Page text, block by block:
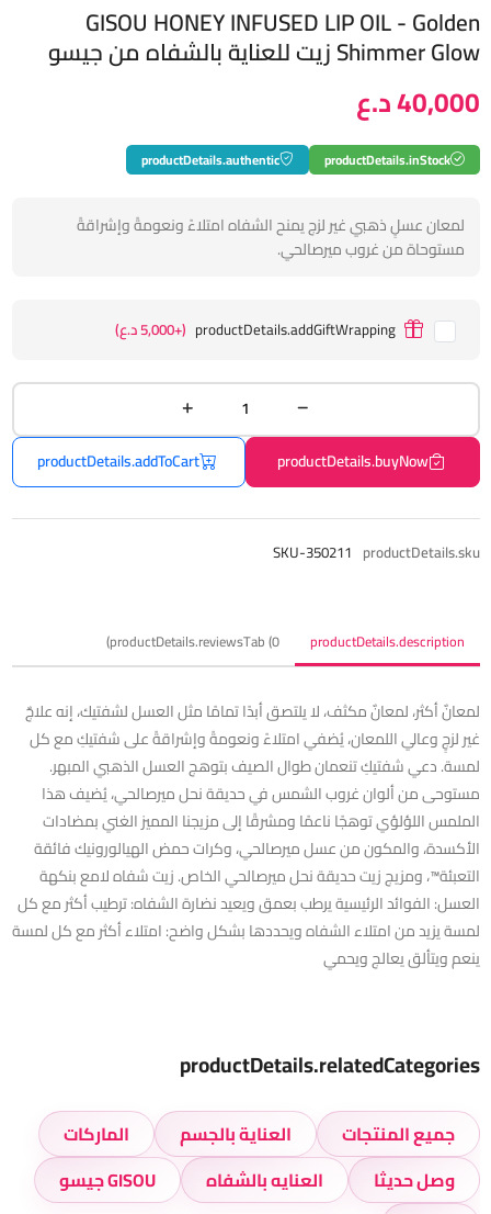
GISOU HONEY INFUSED LIP OIL - Golden
Shimmer Glow زيت للعناية بالشفاه من جيسو
40,000 د.ع
productDetails.inStock
productDetails.authentic
لمعان عسلٍ ذهبي غير لزج يمنح الشفاه امتلاءً ونعومةً وإشراقةً
مستوحاة من غروب ميرصالحي.
productDetails.addGiftWrapping (+5,000 د.ع)
productDetails.buyNow
productDetails.addToCart
productDetails.sku
SKU-350211
productDetails.description
productDetails.reviewsTab (0)
لمعانٌ أكثر، لمعانٌ مكثف، لا يلتصق أبدًا تمامًا مثل العسل لشفتيك، إنه علاجٌ
غير لزجٍ وعالي اللمعان، يُضفي امتلاءً ونعومةً وإشراقةً على شفتيكِ مع كل
لمسة. دعي شفتيكِ تنعمان طوال الصيف بتوهج العسل الذهبي المبهر.
مستوحى من ألوان غروب الشمس في حديقة نحل ميرصالحي، يُضيف هذا
الملمس اللؤلؤي توهجًا ناعمًا ومشرقًا إلى مزيجنا المميز الغني بمضادات
الأكسدة، والمكون من عسل ميرصالحي، وكرات حمض الهيالورونيك فائقة
التعبئة™، ومزيج زيت حديقة نحل ميرصالحي الخاص. زيت شفاه لامع بنكهة
العسل: الفوائد الرئيسية يرطب بعمق ويعيد نضارة الشفاه: ترطيب أكثر مع كل
لمسة يزيد من امتلاء الشفاه ويحددها بشكل واضح: امتلاء أكثر مع كل لمسة
ينعم ويتألق يعالج ويحمي
productDetails.relatedCategories
جميع المنتجات العناية بالجسم
الماركات
وصل حديثا
العنايه بالشفاه
GISOU جيسو